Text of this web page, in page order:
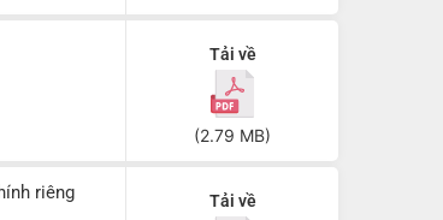
Tải về
(2.79 MB)
riêng
Tải về